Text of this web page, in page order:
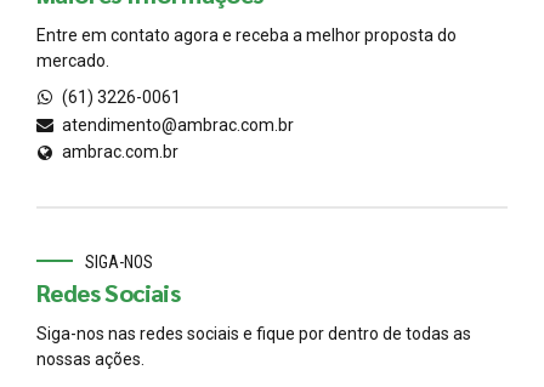
Entre em contato agora e receba a melhor proposta do
mercado.
(61) 3226-0061
atendimento@ambrac.com.br
ambrac.com.br
SIGA-NOS
Redes Sociais
Siga-nos nas redes sociais e fique por dentro de todas as
nossas ações.